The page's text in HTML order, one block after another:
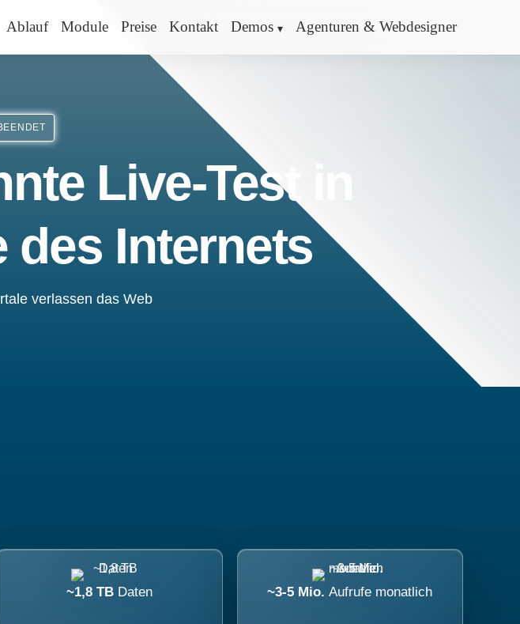
Ablauf Module Preise Kontakt Demos Agenturen & Webdesigner
Live-Test in
des Internets
verlassen das Web
~1,8 TB Daten ~3-5 Mio.Aufrufe monatlich